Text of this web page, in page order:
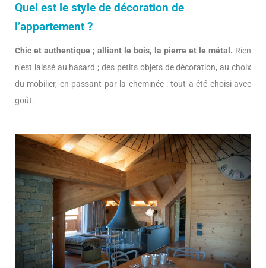
Quel est le style de décoration de
l’appartement ?
Chic et authentique ; alliant le bois, la pierre et le métal. Rien
n’est laissé au hasard ; des petits objets de décoration, au choix
du mobilier, en passant par la cheminée : tout a été choisi avec
goût.